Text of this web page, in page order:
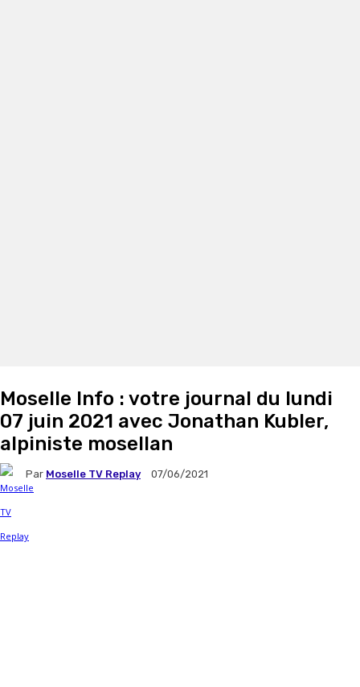
Moselle Info : votre journal du lundi
07 juin 2021 avec Jonathan Kubler,
alpiniste mosellan
Par Moselle TV Replay 07/06/2021